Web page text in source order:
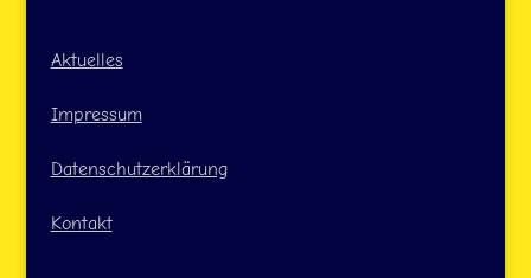
Aktuelles
Impressum
Datenschutzerklärung
Kontakt